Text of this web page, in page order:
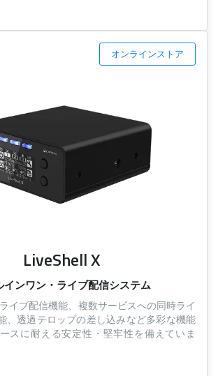
オンラインストア
LiveShell X
インワン・ライブ配信システム
イブ配信機能、複数サービスへの同時ライ
、透過テロップの差し込みなど多彩な機能
スに耐える安定性・堅牢性を備えていま